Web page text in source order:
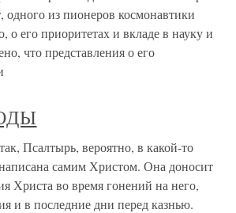
одного из пионеров космонавтики
о его приоритетах и вкладе в науку и
что представления о его
Псалтырь, вероятно, в какой-то
самим Христом. Она доносит
Христа во время гонений на него,
и в последние дни перед казнью.